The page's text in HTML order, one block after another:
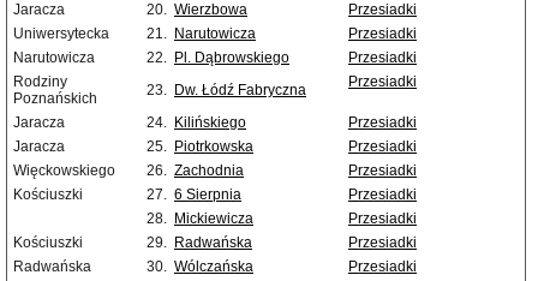
Jaracza
20. Wierzbowa
Przesiadki
Uniwersytecka
21. Narutowicza
Przesiadki
Narutowicza
22. Pl. Dąbrowskiego
Przesiadki
Rodziny
Poznańskich
23. Dw. Łódź Fabryczna Przesiadki
Jaracza 24. Kilińskiego
Przesiadki
Jaracza
25. Piotrkowska
Przesiadki
Więckowskiego
26. Zachodnia
Przesiadki
Kościuszki
27. 6 Sierpnia
Przesiadki
28. Mickiewicza
Przesiadki
Kościuszki
29. Radwańska
Przesiadki
Radwańska
30. Wólczańska
Przesiadki